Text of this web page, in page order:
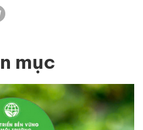
mục